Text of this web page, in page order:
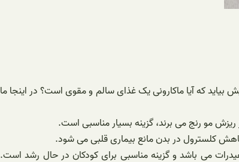
که آیا ماکارونی یک غذای سالم و مقوی است؟ در اینجا ما
مو رنج می برند، گزینه بسیار مناسبی است.
کلسترول در بدن مانع بیماری قلبی می شود.
می باشد و گزینه مناسبی برای کودکان در حال رشد است.